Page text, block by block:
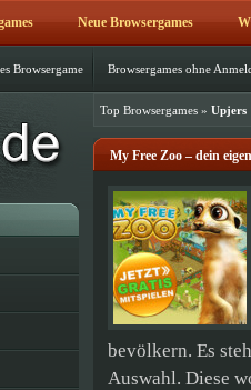
Neue Browsergames
Browsergame Browsergames ohne
Top Browsergames » Upjers
My Free Zoo – dein
bevölkern. Es
Auswahl. Diese